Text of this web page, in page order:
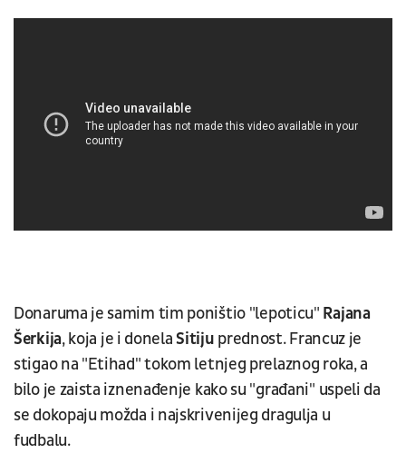
Donaruma je samim tim poništio "lepoticu" Rajana
Šerkija, koja je i donelaSitiju prednost. Francuz je
stigao na "Etihad" tokom letnjeg prelaznog roka, a
bilo je zaista iznenađenje kako su "građani" uspeli da
se dokopaju možda i najskrivenijeg dragulja u
fudbalu.